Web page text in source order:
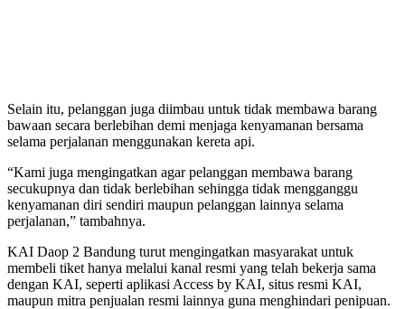
Selain itu, pelanggan juga diimbau untuk tidak membawa barang
bawaan secara berlebihan demi menjaga kenyamanan bersama
selama perjalanan menggunakan kereta api.
“Kami juga mengingatkan agar pelanggan membawa barang
secukupnya dan tidak berlebihan sehingga tidak mengganggu
kenyamanan diri sendiri maupun pelanggan lainnya selama
perjalanan,” tambahnya.
KAI Daop 2 Bandung turut mengingatkan masyarakat untuk
membeli tiket hanya melalui kanal resmi yang telah bekerja sama
dengan KAI, seperti aplikasi Access by KAI, situs resmi KAI,
maupun mitra penjualan resmi lainnya guna menghindari penipuan.